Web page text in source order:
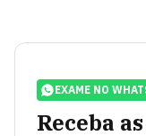
EXAME NO
Receba